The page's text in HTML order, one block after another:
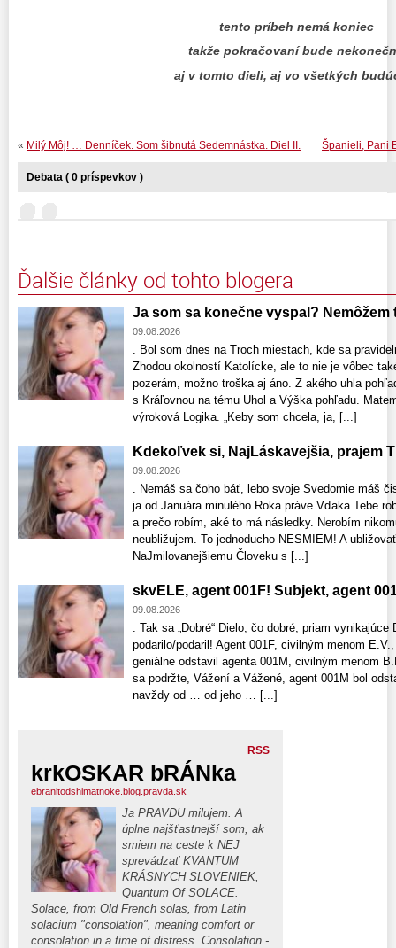
tento príbeh nemá koniec
takže pokračovaní bude
aj v tomto dieli, aj vo všetkých
Španieli, Pani
« Milý Môj! … Denníček. Som šibnutá Sedemnástka. Diel II.
Debata ( 0 príspevkov )
Ďalšie články od tohto blogera
Ja som sa konečne vyspal?
09.08.2026
. Bol som dnes na Troch miestach, kde sa
Zhodou okolností Katolícke, ale to nie je vôbec
pozerám, možno troška aj áno. Z akého uhla
s Kráľovnou na tému Uhol a Výška pohľadu.
výroková Logika. „Keby som chcela, ja, [...]
Kdekoľvek si, NajLáskavejšia, prajem
09.08.2026
. Nemáš sa čoho báť, lebo svoje Svedomie máš
ja od Januára minulého Roka práve Vďaka Tebe
a prečo robím, aké to má následky. Nerobím
neubližujem. To jednoducho NESMIEM! A
NaJmilovanejšiemu Človeku s [...]
skvELE, agent 001F! Subjekt, agent
09.08.2026
. Tak sa „Dobré“ Dielo, čo dobré, priam
podarilo/podaril! Agent 001F, civilným menom
geniálne odstavil agenta 001M, civilným menom
sa podržte, Vážení a Vážené, agent 001M bol
navždy od … od jeho … [...]
RSS
krkOSKAR bRÁNka
ebranitodshimatnoke.blog.pravda.sk
Ja PRAVDU milujem. A
úplne najšťastnejší som, ak
smiem na ceste k NEJ
sprevádzať KVANTUM
KRÁSNYCH SLOVENIEK,
Quantum Of SOLACE.
Solace, from Old French solas, from Latin
sōlācium "consolation", meaning comfort or
consolation in a time of distress. Consolation -